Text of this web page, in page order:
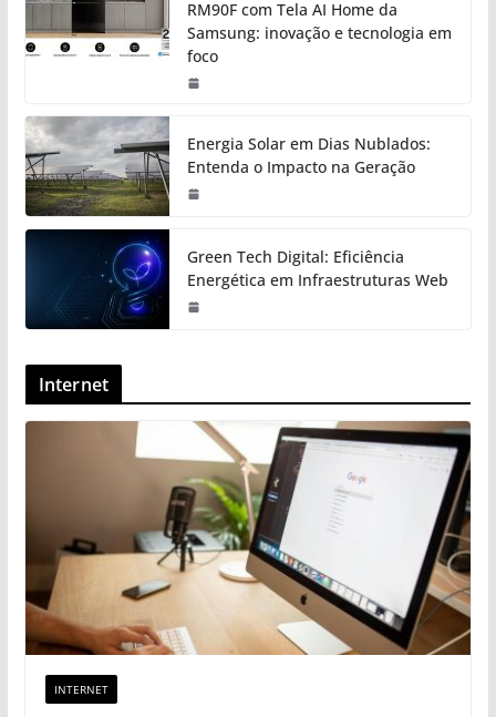
RM90F com Tela AI Home da
Samsung: inovação e tecnologia em
foco
Energia Solar em Dias Nublados:
Entenda o Impacto na Geração
Green Tech Digital: Eficiência
Energética em Infraestruturas Web
Internet
INTERNET